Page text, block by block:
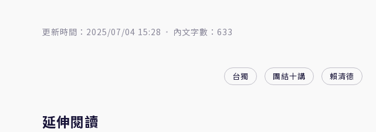
更新時間：2025/07/04 15:28 內文字數：633
台獨 團結十講 賴清德
延伸閱讀